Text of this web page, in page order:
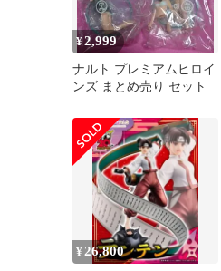
¥2,999
ナルト プレミアムヒロイ
ンズ まとめ売り セット
¥ 26,800